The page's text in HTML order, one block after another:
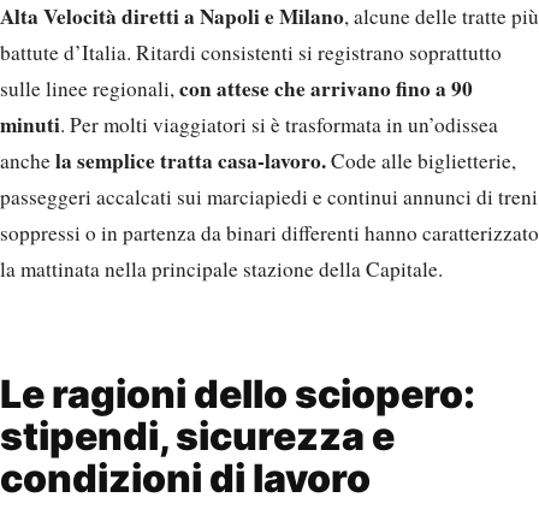
Alta Velocità diretti a Napoli e Milano, alcune delle tratte più
battute d’Italia. Ritardi consistenti si registrano soprattutto
sulle linee regionali,con attese che arrivano fino a 90
minuti. Per molti viaggiatori si è trasformata in un’odissea
anchela semplice tratta casa-lavoro.Code alle biglietterie,
passeggeri accalcati sui marciapiedi e continui annunci di treni
soppressi o in partenza da binari differenti hanno caratterizzato
la mattinata nella principale stazione della Capitale.
Le ragioni dello sciopero:
stipendi, sicurezza e
condizioni di lavoro